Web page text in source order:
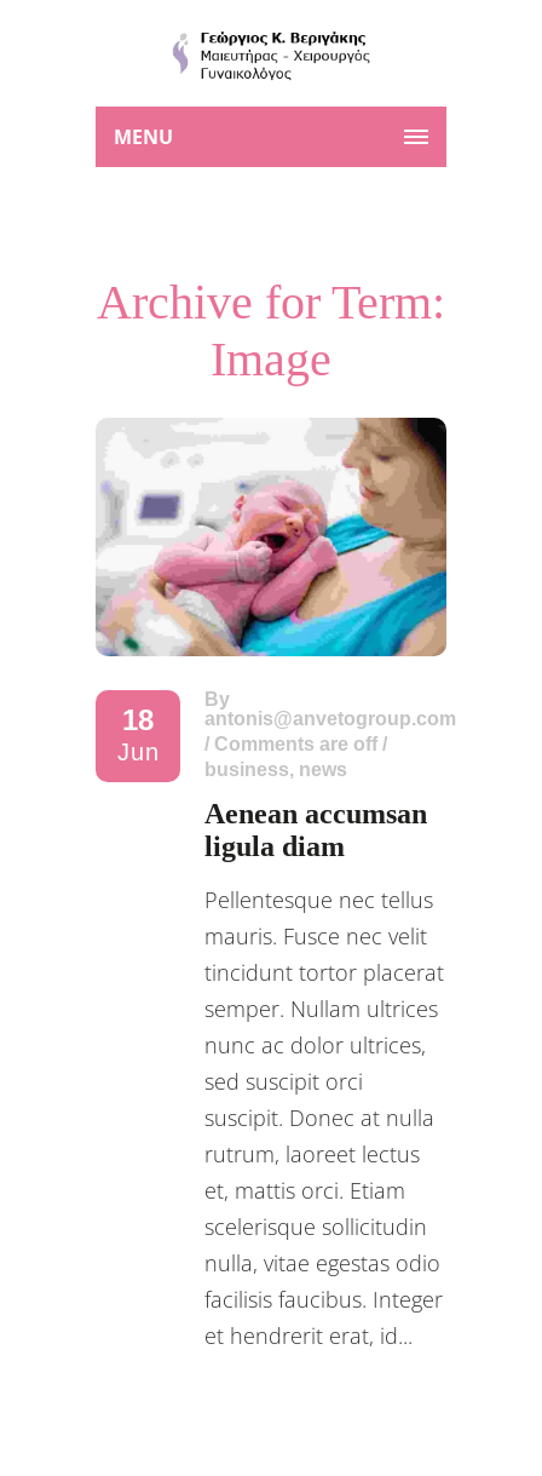
MENU
Archive for Term:
Image
18
Jun
By
antonis@anvetogroup.com
/ Comments are off /
business, news
Aenean accumsan
ligula diam
Pellentesque nec tellus
mauris. Fusce nec velit
tincidunt tortor placerat
semper. Nullam ultrices
nunc ac dolor ultrices,
sed suscipit orci
suscipit. Donec at nulla
rutrum, laoreet lectus
et, mattis orci. Etiam
scelerisque sollicitudin
nulla, vitae egestas odio
facilisis faucibus. Integer
et hendrerit erat, id...